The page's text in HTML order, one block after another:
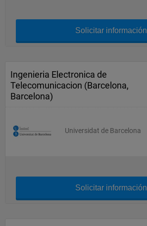
Solicitar información
Ingenieria Electronica de
Telecomunicacion (Barcelona,
Barcelona)
Universidat de Barcelona
Solicitar información